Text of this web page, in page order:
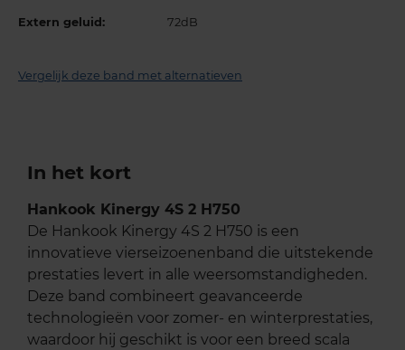
Extern geluid: 72dB
Vergelijk deze band met alternatieven
In het kort
Hankook Kinergy 4S 2 H750
De Hankook Kinergy 4S 2 H750 is een
innovatieve vierseizoenenband die uitstekende
prestaties levert in alle weersomstandigheden.
Deze band combineert geavanceerde
technologieën voor zomer- en winterprestaties,
waardoor hij geschikt is voor een breed scala